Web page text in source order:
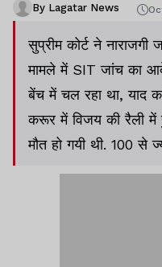
By Lagatar News
सुप्रीम कोर्ट ने नाराजगी
मामले में SIT जांच का
बेंच में चल रहा था, याद
करूर में विजय की रैली में
मौत हो गयी थी. 100 से